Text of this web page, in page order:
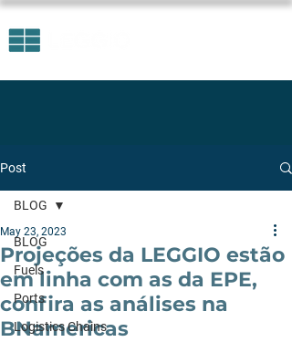
Post
BLOG
Fuels
Ports
Logistics Chains
BLOG
Projeções da LEGGIO estão
em linha com as da EPE,
confira as análises na
BNamericas
May 23, 2023